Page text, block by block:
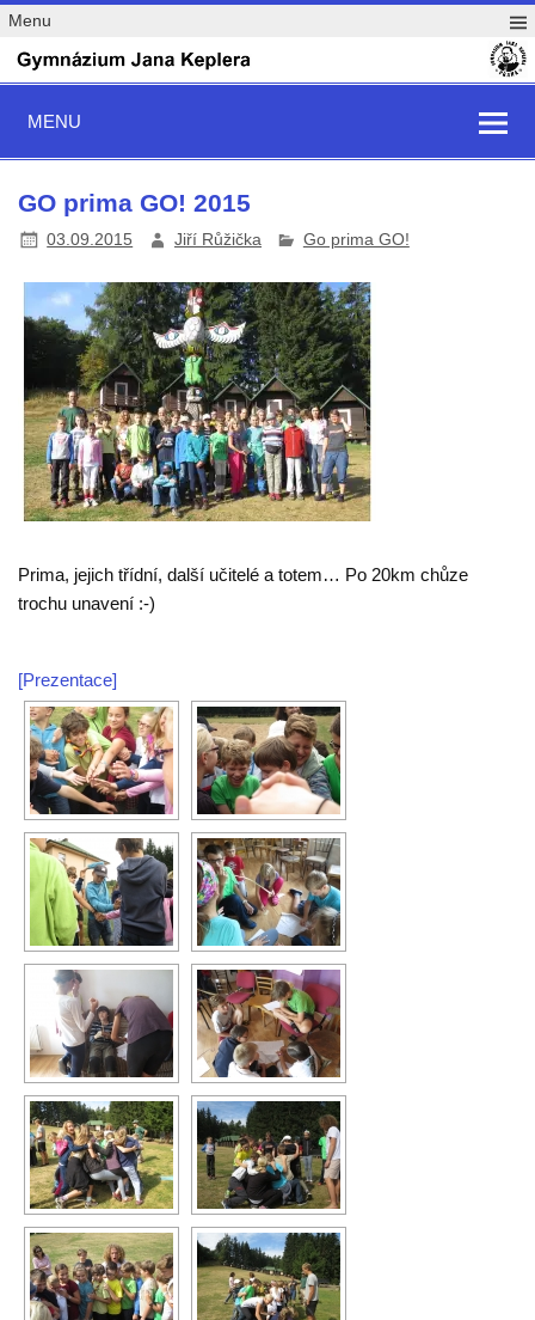
Menu
MENU
GO prima GO! 2015
03.09.2015 Jiří Růžička Go prima GO!
Prima, jejich třídní, další učitelé a totem… Po 20km chůze
trochu unavení :-)
[Prezentace]